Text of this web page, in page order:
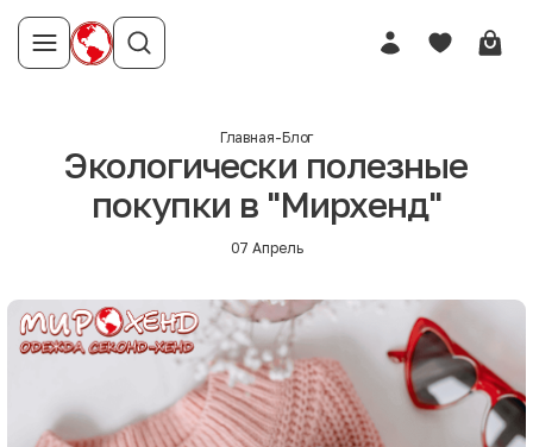
Главная-Блог
Экологически полезные
покупки в "Мирхенд"
07 Апрель